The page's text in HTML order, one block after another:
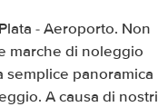
- Aeroporto. Non
marche di noleggio
semplice panoramica
A causa di nostri